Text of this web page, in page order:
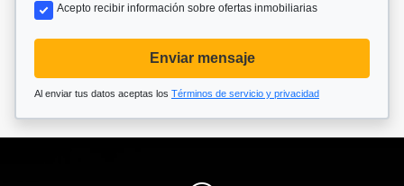
Acepto recibir información sobre ofertas inmobiliarias
Enviar mensaje
Al enviar tus datos aceptas los Términos de servicio y privacidad